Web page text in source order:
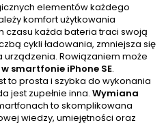
elementów każdego
komfort użytkowania
czasu każda bateria traci swoją
cykli ładowania, zmniejsza się
Rowiązaniem może
smartfonie iPhone SE.
to prosta i szybka do wykonania
jest zupełnie inna. Wymiana
to skomplikowana
wiedzy, umiejętności oraz